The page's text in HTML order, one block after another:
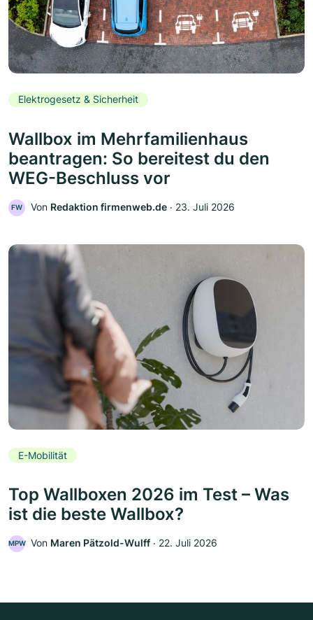
Elektrogesetz & Sicherheit
Wallbox im Mehrfamilienhaus
beantragen: So bereitest du den
WEG-Beschluss vor
FW Von Redaktion firmenweb.de ‧ 23. Juli 2026
E-Mobilität
Top Wallboxen 2026 im Test – Was
ist die beste Wallbox?
MPW Von Maren Pätzold-Wulff ‧ 22. Juli 2026